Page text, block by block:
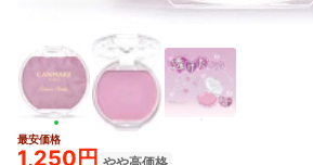
最安価格
1,250円